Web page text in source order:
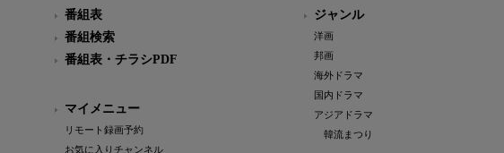
番組表
番組検索
番組表・チラシPDF
マイメニュー
リモート録画予約
お気に入りチャンネル
ジャンル
洋画
邦画
海外ドラマ
国内ドラマ
アジアドラマ
韓流まつり